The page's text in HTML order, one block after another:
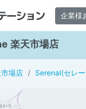
企業様
楽天市場店
場店 Serenal(セレ